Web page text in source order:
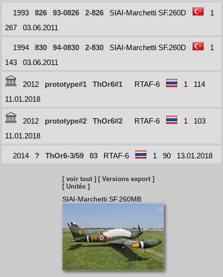
1993 826 93-0826 2-826 SIAI-Marchetti SF.260D
1
267
03.06.2011
1994 830 94-0830 2-830 SIAI-Marchetti SF.260D
1
143
03.06.2011
2012 prototype#1 ThOr6#1 RTAF-6 1
114
11.01.2018
2012 prototype#2 ThOr6#2 RTAF-6 1
103
11.01.2018
2014 ? ThOr6-3/59 03 RTAF-6 1 90 13.01.2018
[ voir tout ] [ Versions export ]
[ Unités ]
SIAI-Marchetti SF.260MB